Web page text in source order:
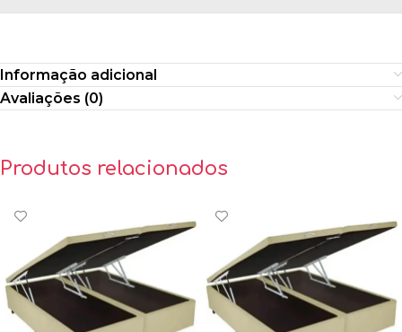
Informação adicional
Avaliações (0)
Produtos relacionados